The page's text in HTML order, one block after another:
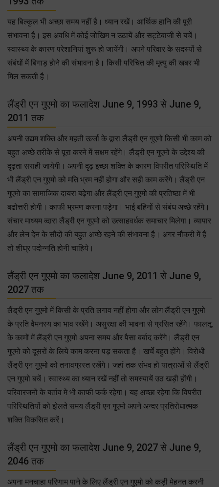
यह बिल्कुल भी अच्छा समय नहीं है। ध्यान रखें। आर्थिक हानि की पूरी
संभावना है। इस अवधि में कोई जोखिम न उठायें और सट्टेबाजी से बचें।
स्वास्थ्य के कारण परेशानियां शुरू हो जायेंगी। अपने परिवार के सदस्यों से
संबंधों में बिगाड़ होने की संभावना है। किसी परिचित की मृत्यु की खबर भी
मिल सकती है।
लैंड्री एन गुएमो का फलादेश June 9, 1993 से June 9,
2011 तक
अपनी उद्यम शक्ति और महती ऊर्जा के द्वारा लैंड्री एन गुएमो किसी भी काम को
बहुत अच्छे तरीके से पूरा करने में सक्षम रहेंगे। लैंड्री एन गुएमो के उद्देश्य की
दृढ़ता सराही जायेगी। अपनी दृढ़ इच्छा शक्ति के कारण विपरीत परिस्थिति में
भी लैंड्री एन गुएमो को मति भ्रम नहीं होगा और सही काम करेंगे। लैंड्री एन
गुएमो का सामाजिक दायरा बढ़ेगा और लैंड्री एन गुएमो की प्रतिष्ठा में भी
बढोत्तरी होगी। काफी भ्रमण करना पड़ेगा। भाई बहिनों से संबंध अच्छे रहेंगे।
संचार माध्यम व्दारा लैंड्री एन गुएमो को उत्साहवर्धक समाचार मिलेगा। व्यापार
और लेन देन के सौदों की बहुत अच्छे रहने की संभावना है। अगर नौकरी में हैं
तो शीघ्र पदोन्नति होनी चाहिये।
लैंड्री एन गुएमो का फलादेश June 9, 2011 से June 9,
2027 तक
लैंड्री एन गुएमो में किसी के प्रति लगाव नहीं होगा और लोग लैंड्री एन गुएमो
के प्रति वैमनस्य का भाव रखेंगे। असुरक्षा की भावना से ग्रसित रहेंगे। फालतू
के कामों में लैंड्री एन गुएमो अपना समय और पैसा बर्बाद करेंगे। लैंड्री एन
गुएमो को दूसरों के लिये काम करना पड़ सकता है। खर्चे बहुत होंगे। विरोधी
लैंड्री एन गुएमो को तनावग्रस्त रखेंगे। जहां तक संभव हो यात्राओं से लैंड्री
एन गुएमो बचें। स्वास्थ्य का ध्यान रखें नहीं तो समस्यायें उठ खड़ी होंगी।
परिवारजनों के बर्ताव मे भी काफी फर्क रहेगा। यह अच्छा रहेगा कि विपरीत
परिस्थितियों को झेलते समय लैंड्री एन गुएमो अपने अन्दर प्रतिरोधात्मक
शक्ति विकसित करें।
लैंड्री एन गुएमो का फलादेश June 9, 2027 से June 9,
2046 तक
अपना मनचाहा परिणाम पाने के लिए लैंड्री एन गुएमो को कड़ी मेहनत करनी